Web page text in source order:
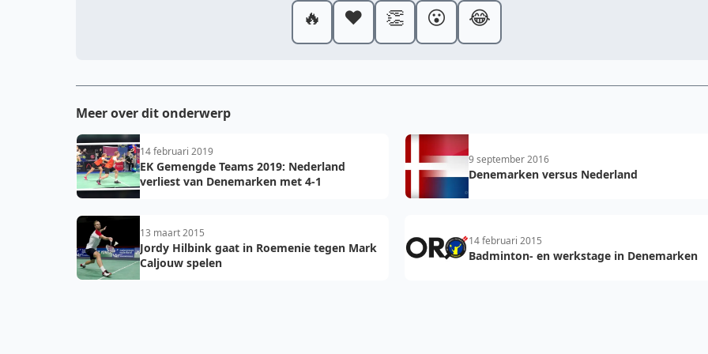
🔥 ❤️ 👏 😮 😂
Meer over dit onderwerp
14 februari 2019
EK Gemengde Teams 2019: Nederland
verliest van Denemarken met 4-1
9 september 2016
Denemarken versus Nederland
13 maart 2015
Jordy Hilbink gaat in Roemenie tegen Mark
Caljouw spelen
14 februari 2015
Badminton- en werkstage in Denemarken